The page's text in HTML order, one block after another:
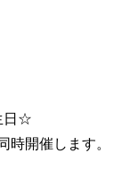
日☆
開催します。